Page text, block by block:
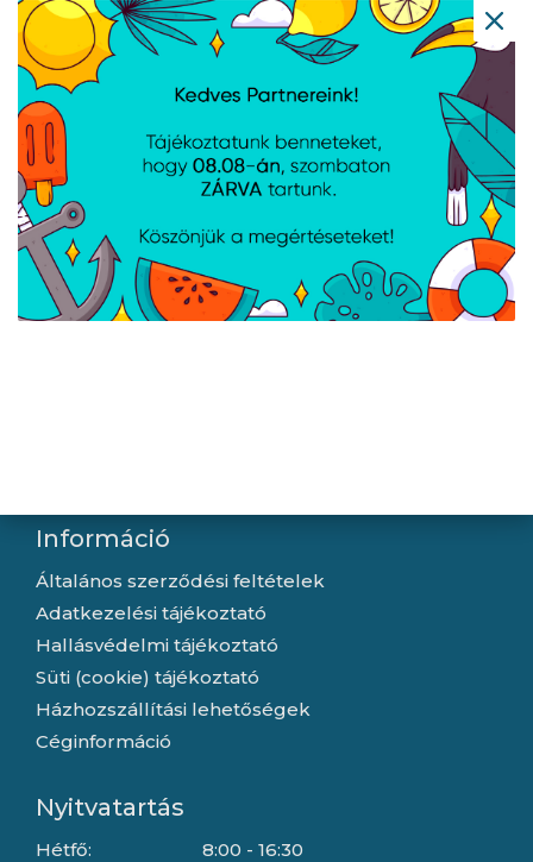
Logitech H390 Headset
- Fekete
Zalman - ZM-HPS800W
- Vezetéknélküli
headset - Bézs
Navigáció
Információ
Általános szerződési feltételek
Adatkezelési tájékoztató
Hallásvédelmi tájékoztató
Süti (cookie) tájékoztató
Házhozszállítási lehetőségek
Céginformáció
Nyitvatartás
Hétfő:
8:00 - 16:30